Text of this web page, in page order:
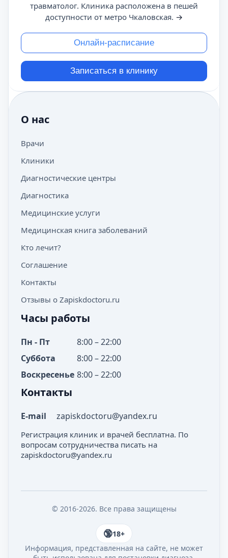
травматолог. Клиника расположена в пешей
доступности от метро Чкаловская. →
Онлайн-расписание
Записаться в клинику
О нас
Врачи
Клиники
Диагностические центры
Диагностика
Медицинские услуги
Медицинская книга заболеваний
Кто лечит?
Соглашение
Контакты
Отзывы о Zapiskdoctoru.ru
Часы работы
Пн - Пт
8:00 – 22:00
Суббота
8:00 – 22:00
Воскресенье 8:00 – 22:00
Контакты
E-mail zapiskdoctoru@yandex.ru
Регистрация клиник и врачей бесплатна. По
вопросам сотрудничества писать на
zapiskdoctoru@yandex.ru
© 2016-2026. Все права защищены
18+
Информация, представленная на сайте, не может